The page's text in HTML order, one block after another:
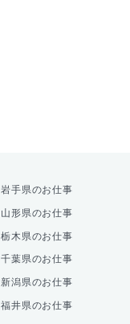
岩手県のお仕事
山形県のお仕事
栃木県のお仕事
千葉県のお仕事
新潟県のお仕事
福井県のお仕事